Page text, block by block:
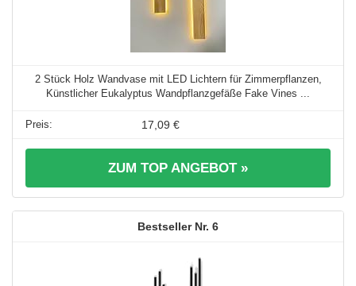
2 Stück Holz Wandvase mit LED Lichtern für Zimmerpflanzen,
Künstlicher Eukalyptus Wandpflanzgefäße Fake Vines ...
17,09 €
ZUM TOP ANGEBOT »
6